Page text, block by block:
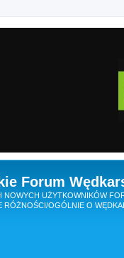
Forum
NOWYCH UŻYTKOWNIKÓW
RÓŻNOŚCI/OGÓLNIE O